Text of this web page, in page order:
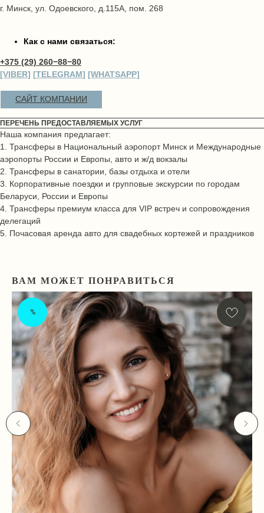
г. Минск, ул. Одоевского, д.115А, пом. 268
Как с нами связаться:
+375 (29) 260−88−80
[VIBER] [TELEGRAM] [WHATSAPP]
САЙТ КОМПАНИИ
ПЕРЕЧЕНЬ ПРЕДОСТАВЛЯЕМЫХ УСЛУГ
Наша компания предлагает:
1. Трансферы в Национальный аэропорт Минск и Международные
аэропорты России и Европы, авто и ж/д вокзалы
2. Трансферы в санатории, базы отдыха и отели
3. Корпоративные поездки и групповые экскурсии по городам
Беларуси, России и Европы
4. Трансферы премиум класса для VIP встреч и сопровождения
делегаций
5. Почасовая аренда авто для свадебных кортежей и праздников
ВАМ МОЖЕТ ПОНРАВИТЬСЯ
%